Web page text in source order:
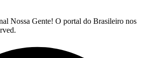
Nossa Gente! O portal do Brasileiro nos